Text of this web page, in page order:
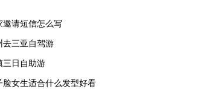
邀请短信怎么写
去三亚自驾游
三日自助游
脸女生适合什么发型好看